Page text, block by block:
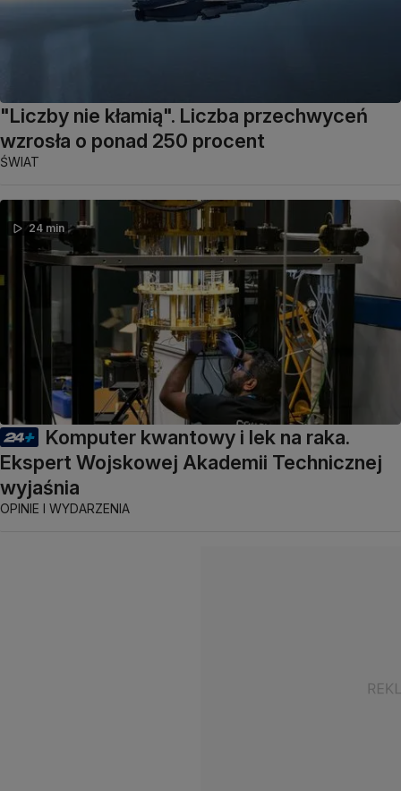
"Liczby nie kłamią". Liczba przechwyceń
wzrosła o ponad 250 procent
ŚWIAT
24 min
Komputer kwantowy i lek na raka.
Ekspert Wojskowej Akademii Technicznej
wyjaśnia
OPINIE I WYDARZENIA